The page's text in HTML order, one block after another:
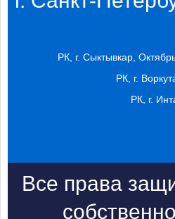
РК, г. Сыктывкар,
РК, г.
РК, г.
Все права